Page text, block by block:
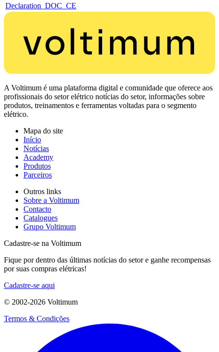
Declaration_DOC_CE
A Voltimum é uma plataforma digital e comunidade que oferece aos
profissionais do setor elétrico notícias do setor, informações sobre
produtos, treinamentos e ferramentas voltadas para o segmento
elétrico.
Mapa do site
Início
Notícias
Academy
Produtos
Parceiros
Outros links
Sobre a Voltimum
Contacto
Catalogues
Grupo Voltimum
Cadastre-se na Voltimum
Fique por dentro das últimas notícias do setor e ganhe recompensas
por suas compras elétricas!
Cadastre-se aqui
© 2002-2026 Voltimum
Termos & Condições